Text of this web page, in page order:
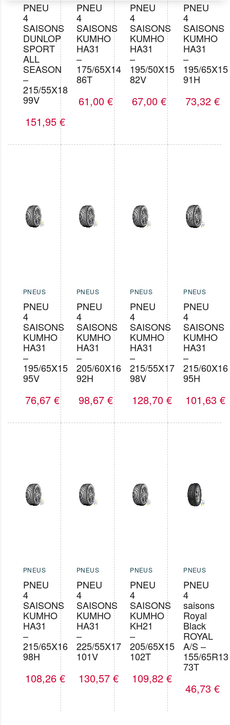
PNEU
4
SAISONS
DUNLOP
SPORT
ALL
SEASON
–
215/55X18
99V
151,95 €
PNEU
4
SAISONS
KUMHO
HA31
–
175/65X14
86T
61,00€
PNEU
4
SAISONS
KUMHO
HA31
–
195/50X15
82V
67,00€
PNEU
4
SAISONS
KUMHO
HA31
–
195/65X15
91H
73,32€
PNEUS
PNEU
4
SAISONS
KUMHO
HA31
–
195/65X15
95V
76,67 €
PNEUS
PNEU
4
SAISONS
KUMHO
HA31
–
205/60X16
92H
98,67€
PNEUS
PNEU
4
SAISONS
KUMHO
HA31
–
215/55X17
98V
128,70€
PNEUS
PNEU
4
SAISONS
KUMHO
HA31
–
215/60X16
95H
101,63€
PNEUS
PNEU
4
SAISONS
KUMHO
HA31
–
215/65X16
98H
108,26 €
PNEUS
PNEU
4
SAISONS
KUMHO
HA31
–
225/55X17
101V
130,57€
PNEUS
PNEU
4
SAISONS
KUMHO
KH21
–
205/65X15
102T
109,82€
PNEUS
PNEU
4
saisons
Royal
Black
ROYAL
A/S –
155/65R13
73T
46,73€